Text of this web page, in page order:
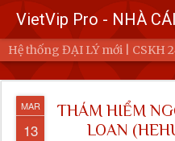
VietVip Pro - NHÀ
Hệ thống ĐẠI LÝ mới | CSKH
MAR
13
THÁM HIỂM
LOAN